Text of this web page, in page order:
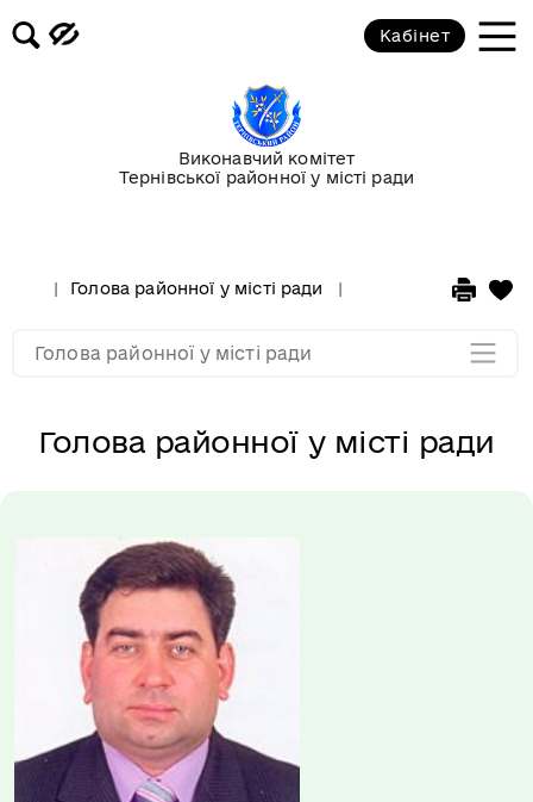
Виконавчий комітет
Тернівської районної у місті ради
Кабінет
Голова районної у місті ради Голова районної у
Голова районної у місті ради
Голова районної у місті ради
Мапа розділу